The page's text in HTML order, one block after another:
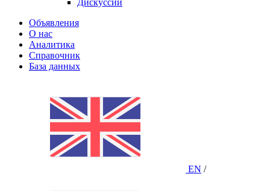
Дискуссии
Объявления
О нас
Аналитика
Справочник
База данных
EN /